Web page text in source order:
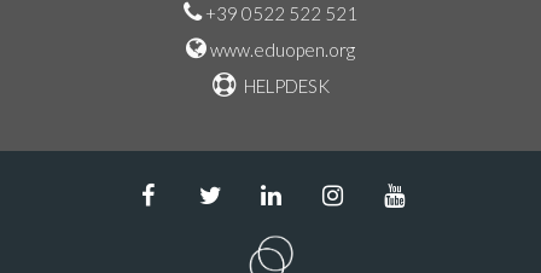
+39 0522 522 521
www.eduopen.org
HELPDESK